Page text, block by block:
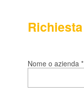
Richiesta
Nome o azienda *